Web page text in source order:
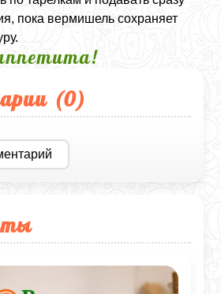
пока вермишель сохраняет
(0)